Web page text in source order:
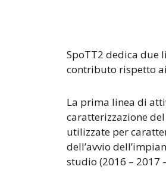
SpoTT2 dedica due
contributo rispetto
La prima linea di
caratterizzazione
utilizzate per
dell’avvio
studio (2016 – 2017